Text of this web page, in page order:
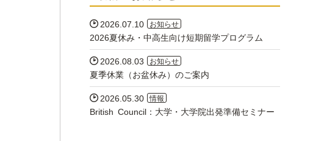
 2026.07.10 お知らせ
2026夏休み・中高生向け短期留学プログラム
 2026.08.03 お知らせ
夏季休業（お盆休み）のご案内
 2026.05.30 情報
British Council：大学・大学院出発準備セミナー